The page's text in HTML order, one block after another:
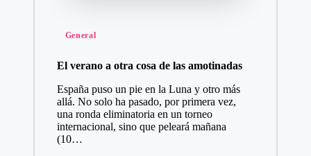
Publicado
General
El verano a otra cosa de las amotinadas
España puso un pie en la Luna y otro más
allá. No solo ha pasado, por primera vez,
una ronda eliminatoria en un torneo
internacional, sino que peleará mañana
(10…